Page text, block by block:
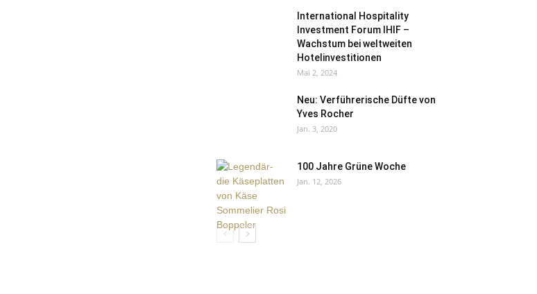
International Hospitality
Investment Forum IHIF –
Wachstum bei weltweiten
Hotelinvestitionen
Mai 2, 2024
Neu: Verführerische Düfte von
Yves Rocher
Jan. 3, 2020
100 Jahre Grüne Woche
Jan. 12, 2026